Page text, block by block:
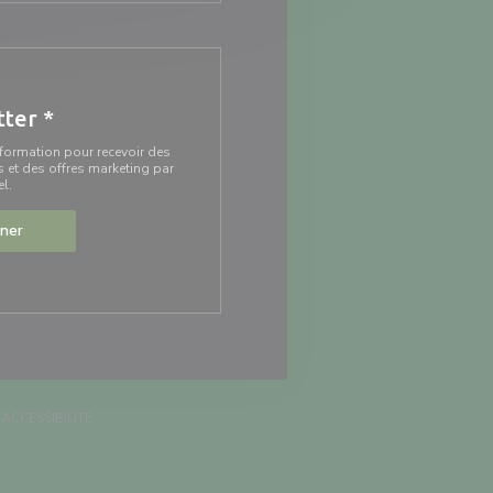
*
pour recevoir des
des offres marketing par